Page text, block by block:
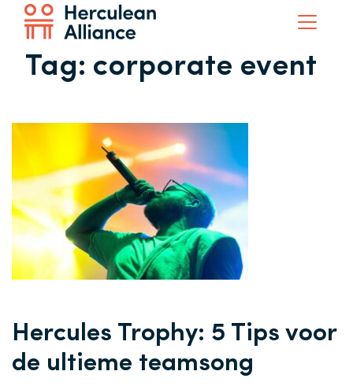
Tag: corporate event
Hercules Trophy: 5 Tips voor
de ultieme teamsong